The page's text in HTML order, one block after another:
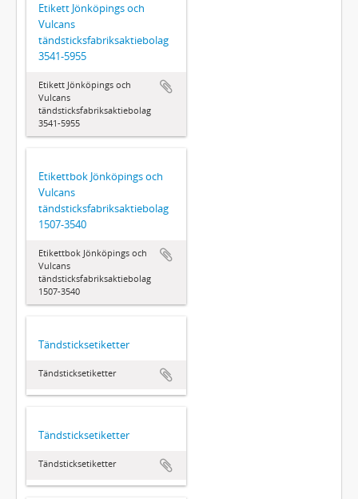
Etikett Jönköpings och
Vulcans
tändsticksfabriksaktiebolag
3541-5955
Etikett Jönköpings och
Vulcans
tändsticksfabriksaktiebolag
3541-5955
Etikettbok Jönköpings och
Vulcans
tändsticksfabriksaktiebolag
1507-3540
Etikettbok Jönköpings och
Vulcans
tändsticksfabriksaktiebolag
1507-3540
Tändsticksetiketter
Tändsticksetiketter
Tändsticksetiketter
Tändsticksetiketter